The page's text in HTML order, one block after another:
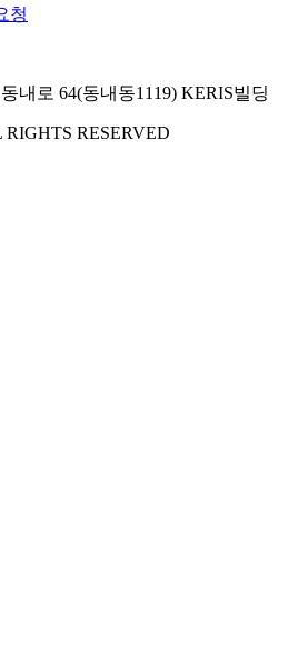
청
내로 64(동내동1119) KERIS빌딩
RESERVED